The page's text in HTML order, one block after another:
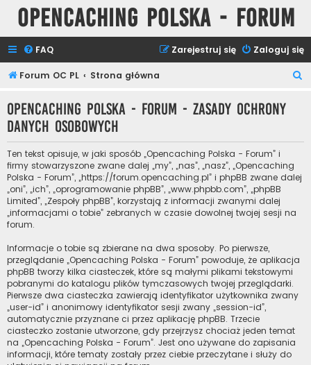
Opencaching Polska - Forum
FAQ Zaloguj się
Zarejestruj się
Forum OC PL Strona główna
Opencaching Polska - Forum - Zasady ochrony
danych osobowych
Ten tekst opisuje, w jaki sposób „Opencaching Polska - Forum” i
firmy stowarzyszone zwane dalej „my”, „nas”, „nasz”, „Opencaching
Polska - Forum”, „https://forum.opencaching.pl” i phpBB zwane dalej
„oni”, „ich”, „oprogramowanie phpBB”, „www.phpbb.com”, „phpBB
Limited”, „Zespoły phpBB”, korzystają z informacji zwanymi dalej
„informacjami o tobie” zebranych w czasie dowolnej twojej sesji na
forum.
Informacje o tobie są zbierane na dwa sposoby. Po pierwsze,
przeglądanie „Opencaching Polska - Forum” powoduje, że aplikacja
phpBB tworzy kilka ciasteczek, które są małymi plikami tekstowymi
pobranymi do katalogu plików tymczasowych twojej przeglądarki.
Pierwsze dwa ciasteczka zawierają identyfikator użytkownika zwany
„user-id” i anonimowy identyfikator sesji zwany „session-id”,
automatycznie przyznane ci przez aplikację phpBB. Trzecie
ciasteczko zostanie utworzone, gdy przejrzysz chociaż jeden temat
na „Opencaching Polska - Forum”. Jest ono używane do zapisania
informacji, które tematy zostały przez ciebie przeczytane i służy do